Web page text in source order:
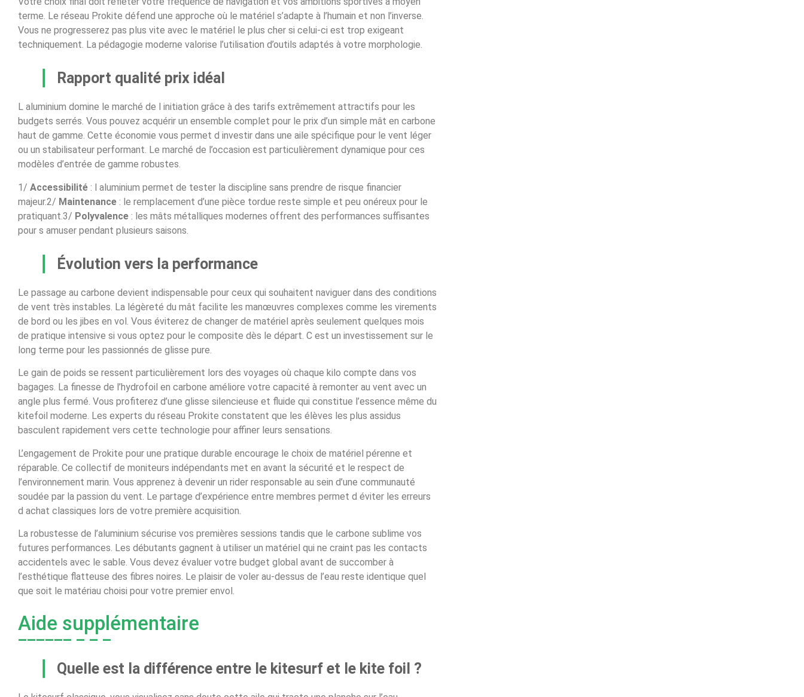
terme. Le réseau Prokite défend une approche où le matériel s’adapte à l’humain et non l’inverse.
Vous ne progresserez pas plus vite avec le matériel le plus cher si celui-ci est trop exigeant
techniquement. La pédagogie moderne valorise l’utilisation d’outils adaptés à votre morphologie.
Rapport qualité prix idéal
L aluminium domine le marché de l initiation grâce à des tarifs extrêmement attractifs pour les
budgets serrés. Vous pouvez acquérir un ensemble complet pour le prix d’un simple mât en carbone
haut de gamme. Cette économie vous permet d investir dans une aile spécifique pour le vent léger
ou un stabilisateur performant. Le marché de l’occasion est particulièrement dynamique pour ces
modèles d’entrée de gamme robustes.
1/ Accessibilité : l aluminium permet de tester la discipline sans prendre de risque financier
majeur.2/ Maintenance : le remplacement d’une pièce tordue reste simple et peu onéreux pour le
pratiquant.3/ Polyvalence : les mâts métalliques modernes offrent des performances suffisantes
pour s amuser pendant plusieurs saisons.
Évolution vers la performance
Le passage au carbone devient indispensable pour ceux qui souhaitent naviguer dans des conditions
de vent très instables. La légèreté du mât facilite les manœuvres complexes comme les virements
de bord ou les jibes en vol. Vous éviterez de changer de matériel après seulement quelques mois
de pratique intensive si vous optez pour le composite dès le départ. C est un investissement sur le
long terme pour les passionnés de glisse pure.
Le gain de poids se ressent particulièrement lors des voyages où chaque kilo compte dans vos
bagages. La finesse de l’hydrofoil en carbone améliore votre capacité à remonter au vent avec un
angle plus fermé. Vous profiterez d’une glisse silencieuse et fluide qui constitue l’essence même du
kitefoil moderne. Les experts du réseau Prokite constatent que les élèves les plus assidus
basculent rapidement vers cette technologie pour affiner leurs sensations.
L’engagement de Prokite pour une pratique durable encourage le choix de matériel pérenne et
réparable. Ce collectif de moniteurs indépendants met en avant la sécurité et le respect de
l’environnement marin. Vous apprenez à devenir un rider responsable au sein d’une communauté
soudée par la passion du vent. Le partage d’expérience entre membres permet d éviter les erreurs
d achat classiques lors de votre première acquisition.
La robustesse de l’aluminium sécurise vos premières sessions tandis que le carbone sublime vos
futures performances. Les débutants gagnent à utiliser un matériel qui ne craint pas les contacts
accidentels avec le sable. Vous devez évaluer votre budget global avant de succomber à
l’esthétique flatteuse des fibres noires. Le plaisir de voler au-dessus de l’eau reste identique quel
que soit le matériau choisi pour votre premier envol.
Aide supplémentaire
Quelle est la différence entre le kitesurf et le kite foil ?